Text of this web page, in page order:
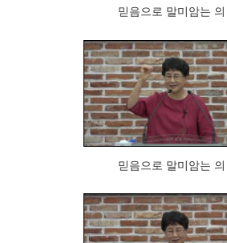
믿음으로 말미암는 의
567
믿음으로 말미암는